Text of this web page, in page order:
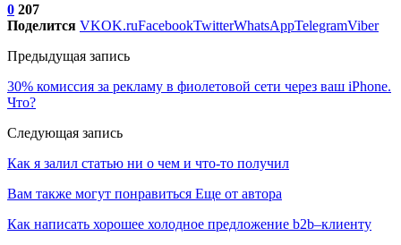
0 207
Поделится VKOK.ruFacebookTwitterWhatsAppTelegramViber
Предыдущая запись
30% комиссия за рекламу в фиолетовой сети через ваш iPhone.
Что?
Следующая запись
Как я залил статью ни о чем и что-то получил
Вам также могут понравиться Еще от автора
Как написать хорошее холодное предложение b2b–клиенту